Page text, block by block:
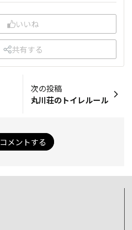
いいね
共有する
次の投稿
丸川荘のトイレルール
コメントする